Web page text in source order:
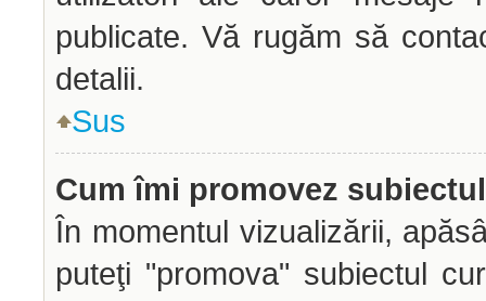
publicate. Vă rugăm să
detalii.
Sus
Cum îmi promovez
În momentul vizualizării,
puteţi "promova" subiectul